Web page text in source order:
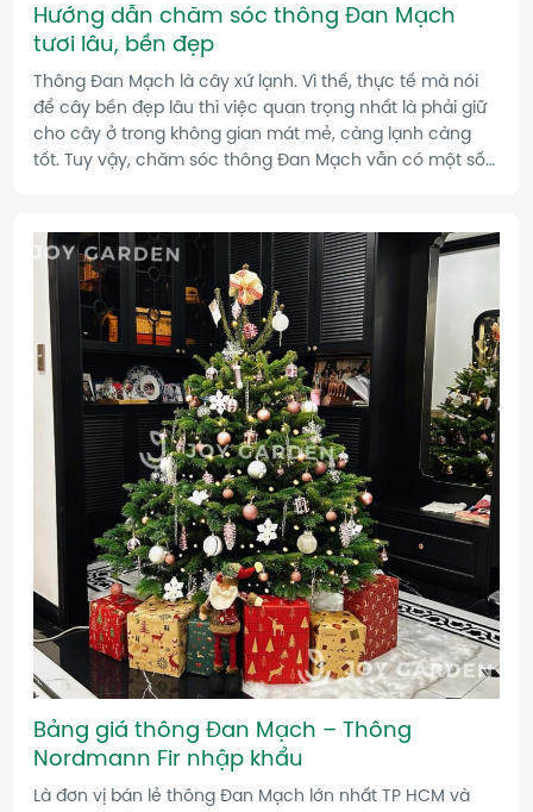
Hướng dẫn chăm sóc thông Đan Mạch
tươi lâu, bền đẹp
Thông Đan Mạch là cây xứ lạnh. Vì thế, thực tế mà nói
để cây bền đẹp lâu thì việc quan trọng nhất là phải giữ
cho cây ở trong không gian mát mẻ, càng lạnh càng
tốt. Tuy vậy, chăm sóc thông Đan Mạch vẫn có một số
Bảng giá thông Đan Mạch – Thông
Nordmann Fir nhập khẩu
Là đơn vị bán lẻ thông Đan Mạch lớn nhất TP HCM và